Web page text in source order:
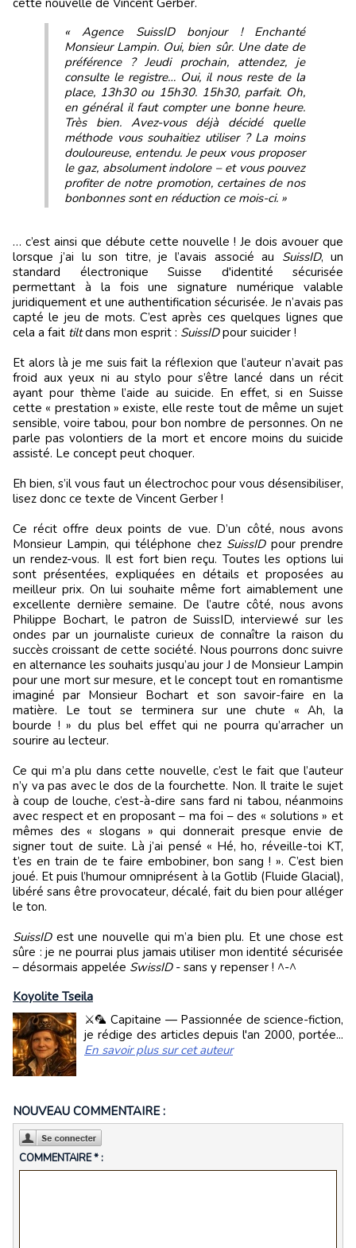
cette nouvelle de Vincent Gerber.
« Agence SuissID bonjour ! Enchanté
Monsieur Lampin. Oui, bien sûr. Une date de
préférence ? Jeudi prochain, attendez, je
consulte le registre… Oui, il nous reste de la
place, 13h30 ou 15h30. 15h30, parfait. Oh,
en général il faut compter une bonne heure.
Très bien. Avez-vous déjà décidé quelle
méthode vous souhaitiez utiliser ? La moins
douloureuse, entendu. Je peux vous proposer
le gaz, absolument indolore – et vous pouvez
profiter de notre promotion, certaines de nos
bonbonnes sont en réduction ce mois-ci. »
… c’est ainsi que débute cette nouvelle ! Je dois avouer que
lorsque j’ai lu son titre, je l’avais associé au SuissID, un
standard électronique Suisse d'identité sécurisée
permettant à la fois une signature numérique valable
juridiquement et une authentification sécurisée. Je n’avais pas
capté le jeu de mots. C’est après ces quelques lignes que
cela a fait tiltdans mon esprit : SuissIDpour suicider !
Et alors là je me suis fait la réflexion que l’auteur n’avait pas
froid aux yeux ni au stylo pour s’être lancé dans un récit
ayant pour thème l’aide au suicide. En effet, si en Suisse
cette « prestation » existe, elle reste tout de même un sujet
sensible, voire tabou, pour bon nombre de personnes. On ne
parle pas volontiers de la mort et encore moins du suicide
assisté. Le concept peut choquer.
Eh bien, s’il vous faut un électrochoc pour vous désensibiliser,
lisez donc ce texte de Vincent Gerber !
Ce récit offre deux points de vue. D’un côté, nous avons
Monsieur Lampin, qui téléphone chez SuissIDpour prendre
un rendez-vous. Il est fort bien reçu. Toutes les options lui
sont présentées, expliquées en détails et proposées au
meilleur prix. On lui souhaite même fort aimablement une
excellente dernière semaine. De l’autre côté, nous avons
Philippe Bochart, le patron de SuissID, interviewé sur les
ondes par un journaliste curieux de connaître la raison du
succès croissant de cette société. Nous pourrons donc suivre
en alternance les souhaits jusqu’au jour J de Monsieur Lampin
pour une mort sur mesure, et le concept tout en romantisme
imaginé par Monsieur Bochart et son savoir-faire en la
matière. Le tout se terminera sur une chute « Ah, la
bourde ! » du plus bel effet qui ne pourra qu’arracher un
sourire au lecteur.
Ce qui m’a plu dans cette nouvelle, c’est le fait que l’auteur
n’y va pas avec le dos de la fourchette. Non. Il traite le sujet
à coup de louche, c’est-à-dire sans fard ni tabou, néanmoins
avec respect et en proposant – ma foi – des « solutions » et
mêmes des « slogans » qui donnerait presque envie de
signer tout de suite. Là j’ai pensé « Hé, ho, réveille-toi KT,
t’es en train de te faire embobiner, bon sang ! ». C’est bien
joué. Et puis l’humour omniprésent à la Gotlib (Fluide Glacial),
libéré sans être provocateur, décalé, fait du bien pour alléger
le ton.
SuissIDest une nouvelle qui m’a bien plu. Et une chose est
sûre : je ne pourrai plus jamais utiliser mon identité sécurisée
– désormais appelée SwissID- sans y repenser ! ^-^
Koyolite Tseila
⚔️🦜 Capitaine — Passionnée de science-fiction,
je rédige des articles depuis l'an 2000, portée...
En savoir plus sur cet auteur
NOUVEAU COMMENTAIRE :
COMMENTAIRE * :